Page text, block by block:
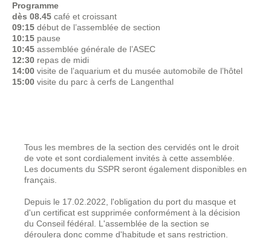
Programme
dès 08.45 café et croissant
09:15 début de l’assemblée de section
10:15 pause
10:45 assemblée générale de l’ASEC
12:30 repas de midi​​​​​​​
14:00 visite de l’aquarium et du musée automobile de l’hôtel​​​​​​​
15:00 visite du parc à cerfs de Langenthal
Tous les membres de la section des cervidés ont le droit
de vote et sont cordialement invités à cette assemblée.
Les documents du SSPR seront également disponibles en
français.
Depuis le 17.02.2022, l'obligation du port du masque et
d'un certificat est supprimée conformément à la décision
du Conseil fédéral. L'assemblée de la section se
déroulera donc comme d'habitude et sans restriction.